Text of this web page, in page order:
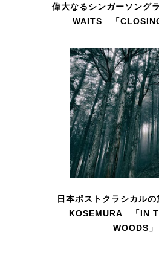
偉大なるシンガーソング
WAITS 「
日本ポストクラシカル
KOSEMURA 「IN
WOODS」